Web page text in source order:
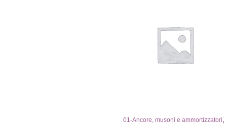
01-Ancore, musoni e ammortizzatori,